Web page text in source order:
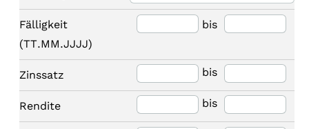
Fälligkeit
(TT.MM.JJJJ)
bis
Zinssatz bis
Rendite bis